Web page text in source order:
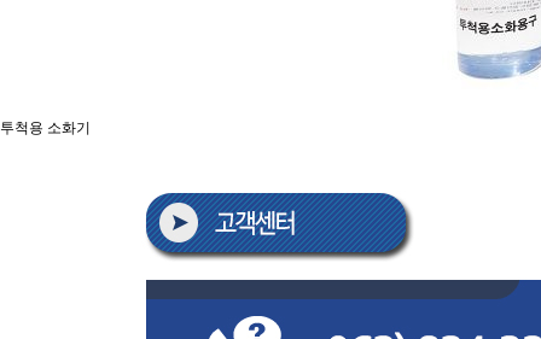
투척용 소화기